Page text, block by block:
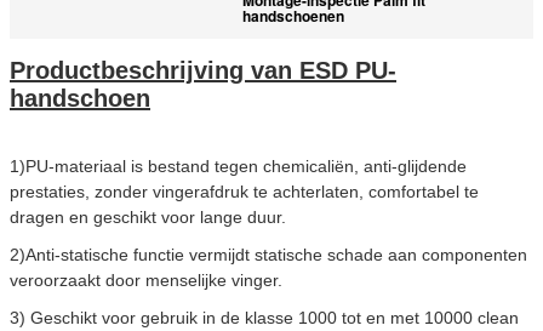
handschoenen
Productbeschrijving van ESD PU-
handschoen
1)PU-materiaal is bestand tegen chemicaliën, anti-glijdende
prestaties, zonder vingerafdruk te achterlaten, comfortabel te
dragen en geschikt voor lange duur.
2)Anti-statische functie vermijdt statische schade aan componenten
veroorzaakt door menselijke vinger.
3) Geschikt voor gebruik in de klasse 1000 tot en met 10000 clean